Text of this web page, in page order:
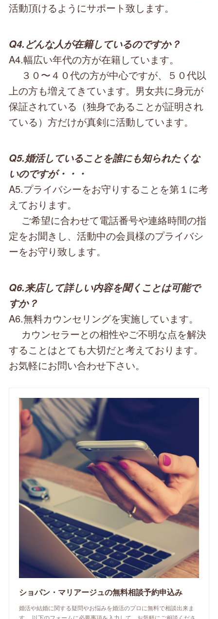
活動頂けるようにサポート致します。
Q4.どんな人が在籍しているのですか？
A4.幅広い年代の方が在籍しています。
３０〜４０代の方が中心ですが、５０代以
上の方も増えてきています。男女共に身元が
保証されている（独身であることが証明され
ている）方だけが真剣に活動しています。
Q5.婚活していることを誰にも知られたくな
いのですが・・・
A5.プライバシーをお守りすることを第１に考
えております。
ご希望に合わせて電話番号や連絡時間の指
定をお聞きし、活動中の会員様のプライバシ
ーをお守り致します。
Q6.来店して詳しい内容を聞くことは可能で
すか？
A6.無料カウンセリングを実施しています。
カウンセラーとの相性やご不明な点を解決
することはとても大切だと考えております。
お気軽にお問い合わせ下さい。
ショパン・マリアージュの無料相談予約申込み
婚活や結婚に関する疑問やお悩みを婚活のプロに無料で相談出来ま
す。 以下のフォームに必要事項を入力して、お気軽にご相談くださ